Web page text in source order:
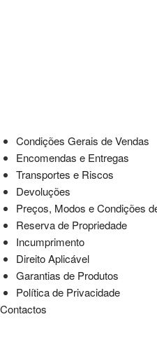
Condições Gerais de Vendas
Encomendas e Entregas
Transportes e Riscos
Devoluções
Preços, Modos e Condições
Reserva de Propriedade
Incumprimento
Direito Aplicável
Garantias de Produtos
Política de Privacidade
Contactos